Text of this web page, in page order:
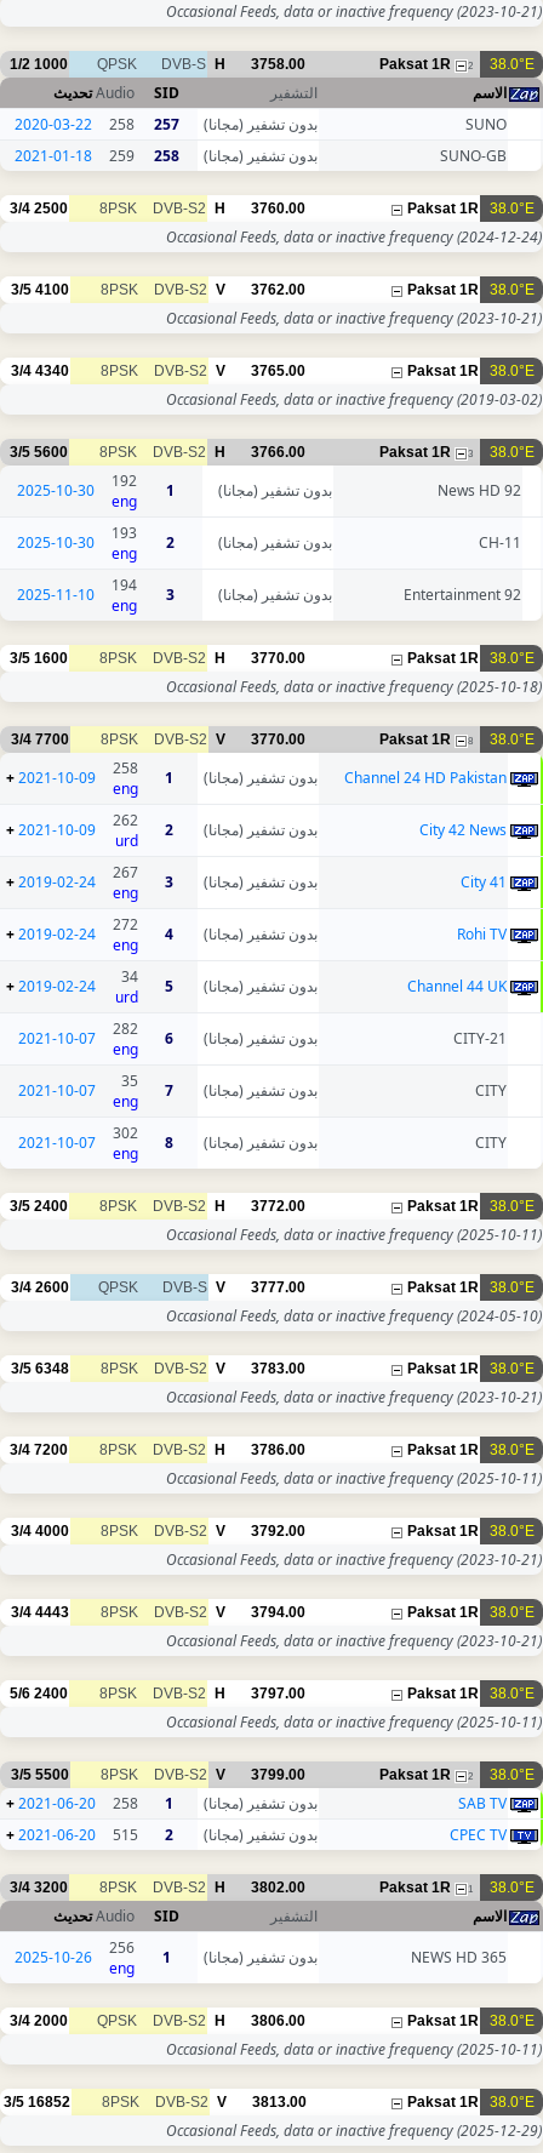
Occasional Feeds, data or inactive frequency(2023-10-21)
38.0°E
Paksat 1R 2
3758.00
H
DVB-S
QPSK
1000
1/2
الاسم التشفير SID
Audioتحديث
SUNO
بدون تشفير (مجانا) 257
258
2020-03-22
SUNO-GB
بدون تشفير (مجانا) 258
259
2021-01-18
38.0°E
Paksat 1R
3760.00
H
DVB-S2
8PSK
2500
3/4
Occasional Feeds, data or inactive frequency(2024-12-24)
38.0°E
Paksat 1R
3762.00
V
DVB-S2
8PSK
4100
3/5
Occasional Feeds, data or inactive frequency(2023-10-21)
38.0°E
Paksat 1R
3765.00
V
DVB-S2
8PSK
4340
3/4
Occasional Feeds, data or inactive frequency(2019-03-02)
38.0°E
Paksat 1R 3
3766.00
H
DVB-S2
8PSK
5600
3/5
92 News HD بدون تشفير (مجانا) 1
192
eng
2025-10-30
CH-11 بدون تشفير (مجانا) 2
193
eng
2025-10-30
92 Entertainment بدون تشفير (مجانا) 3
194
eng
2025-11-10
38.0°E
Paksat 1R
3770.00
H
DVB-S2
8PSK
1600
3/5
Occasional Feeds, data or inactive frequency(2025-10-18)
38.0°E
Paksat 1R 8
3770.00
V
DVB-S2
8PSK
7700
3/4
Channel 24 HD Pakistan بدون تشفير (مجانا) 1
258
eng
2021-10-09
+
City 42 News بدون تشفير (مجانا) 2
262
urd
2021-10-09
+
City 41 بدون تشفير (مجانا) 3
267
eng
2019-02-24
+
Rohi TV بدون تشفير (مجانا) 4
272
eng
2019-02-24
+
Channel 44 UK بدون تشفير (مجانا) 5
34
urd
2019-02-24
+
CITY-21 بدون تشفير (مجانا) 6
282
eng
2021-10-07
CITY بدون تشفير (مجانا) 7
35
eng
2021-10-07
CITY بدون تشفير (مجانا) 8
302
eng
2021-10-07
38.0°E
Paksat 1R
3772.00
H
DVB-S2
8PSK
2400
3/5
Occasional Feeds, data or inactive frequency(2025-10-11)
38.0°E
Paksat 1R
3777.00
V
DVB-S
QPSK
2600
3/4
Occasional Feeds, data or inactive frequency(2024-05-10)
38.0°E
Paksat 1R
3783.00
V
DVB-S2
8PSK
6348
3/5
Occasional Feeds, data or inactive frequency(2023-10-21)
38.0°E
Paksat 1R
3786.00
H
DVB-S2
8PSK
7200
3/4
Occasional Feeds, data or inactive frequency(2025-10-11)
38.0°E
Paksat 1R
3792.00
V
DVB-S2
8PSK
4000
3/4
Occasional Feeds, data or inactive frequency(2023-10-21)
38.0°E
Paksat 1R
3794.00
V
DVB-S2
8PSK
4443
3/4
Occasional Feeds, data or inactive frequency(2023-10-21)
38.0°E
Paksat 1R
3797.00
H
DVB-S2
8PSK
2400
5/6
Occasional Feeds, data or inactive frequency(2025-10-11)
38.0°E
Paksat 1R 2
3799.00
V
DVB-S2
8PSK
5500
3/5
SAB TV بدون تشفير (مجانا) 1
258
2021-06-20
+
CPEC TV
بدون تشفير (مجانا) 2
515
2021-06-20
+
38.0°E
Paksat 1R 1
3802.00
H
DVB-S2
8PSK
3200
3/4
الاسم التشفير SID
Audioتحديث
365 NEWS HD
بدون تشفير (مجانا) 1
256
eng
2025-10-26
38.0°E
Paksat 1R
3806.00
H
DVB-S2
QPSK
2000
3/4
Occasional Feeds, data or inactive frequency(2025-10-11)
38.0°E
Paksat 1R
3813.00
V
DVB-S2
8PSK
16852
3/5
Occasional Feeds, data or inactive frequency(2025-12-29)